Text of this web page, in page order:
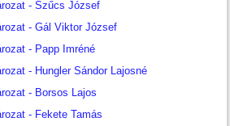
- Szűcs József
- Gál Viktor József
- Papp Imréné
- Hungler Sándor Lajosné
- Borsos Lajos
- Fekete Tamás